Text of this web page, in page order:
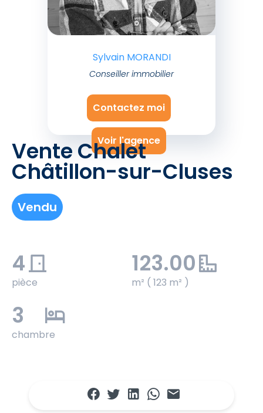
Sylvain MORANDI
Conseiller immobilier
Contactez moi
Voir l'agence
Vente Chalet
Châtillon-sur-Cluses
Vendu
4
pièce
123.00
m² ( 123 m² )
3
chambre